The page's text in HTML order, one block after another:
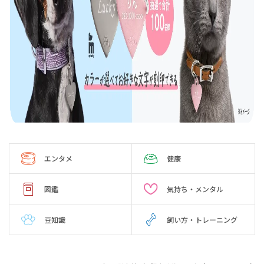
エンタメ 健康
図鑑 気持ち・メンタル
豆知識 飼い方・トレーニング